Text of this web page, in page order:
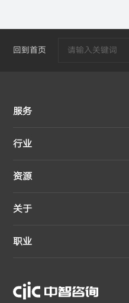
回到首页
服务
行业
资源
关于
职业